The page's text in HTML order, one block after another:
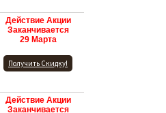
Действие Акции
Заканчивается
29 Марта
Получить Скидку!
Действие Акции
Заканчивается